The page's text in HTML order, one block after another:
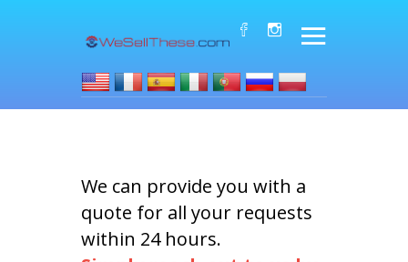
We can provide you with a
quote for all your requests
within 24 hours.